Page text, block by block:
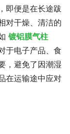
即便是在长途跋
对干燥、清洁的
镀铝膜气柱
于电子产品、食
，避免了因潮湿
在运输途中应对